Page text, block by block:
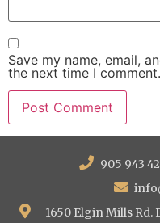
Save my name, email,
the next time I comment.
905 943
1650 Elgin Mills Rd.